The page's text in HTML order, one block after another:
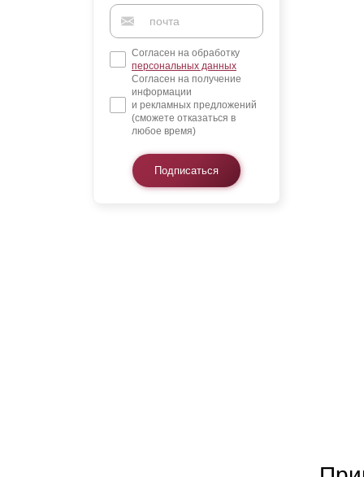
Согласен на обработку
персональных данных
Согласен на получение
информации
и рекламных предложений
(сможете отказаться в
любое время)
Подписаться